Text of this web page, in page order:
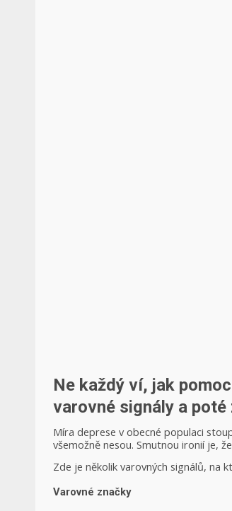
Ne každý ví, jak
varovné signály a
Míra deprese v obecné populaci
všemožně nesou. Smutnou ironií je,
Zde je několik varovných signálů,
Varovné značky